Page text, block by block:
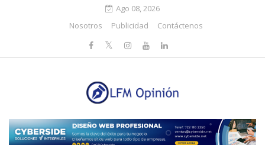
Ago 08, 2026
Nosotros
Publicidad Contáctenos